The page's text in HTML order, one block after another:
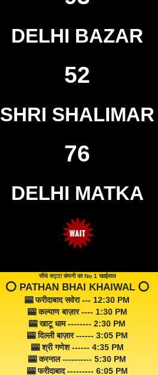
DELHI BAZAR
52
SHRI SHALIMAR
76
DELHI MATKA
सीधे सट्टा कंपनी का No 1 खाईवाल
⭕️ PATHAN BHAI KHAIWAL ⭕️
🎰 फरीदाबाद सवेरा --- 12:30 PM
🎰 कल्याण बाज़ार ---- 1:30 PM
🎰 खाटू धाम -------- 2:30 PM
🎰 दिल्ली बाज़ार ------ 3:05 PM
🎰 श्री गणेश ------ 4:35 PM
🎰 करनाल ---------- 5:30 PM
🎰 फरीदाबाद --------- 6:05 PM